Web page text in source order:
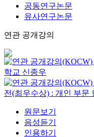
공동연구논문
유사연구논문
연관 공개강의
학교 신종우
전(최우수상) : 개인 부문
원문보기
음성듣기
인용하기